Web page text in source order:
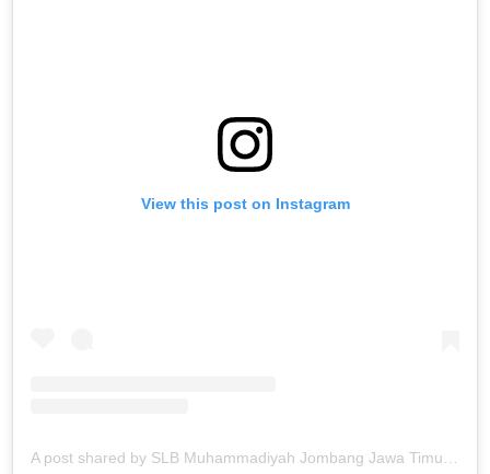
View this post on Instagram
A post shared by SLB Muhammadiyah Jombang Jawa Timur (@slbmjbg)